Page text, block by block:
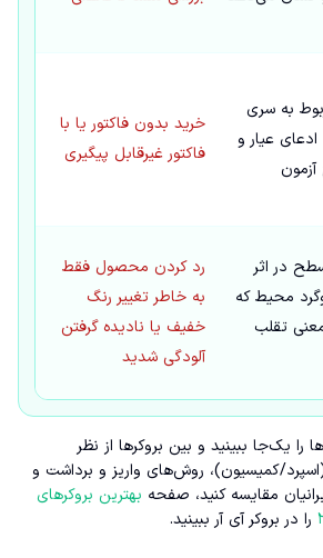
به سری
ادعای عیار و
خرید بدون فاکتور یا با
فاکتور غیرقابل پیگیری
در اثر
محیط که
تقلب
رد کردن محصول فقط
به خاطر تغییر رنگ
خفیف یا نادیده گرفتن
آلودگی شدید
را یک‌جا ببینید و بین بروکرها از نظر
(اسپرد/کمیسیون)، روش‌های واریز و برداشت و
مقایسه کنید، صفحه بهترین بروکرهای
را در بروکر آی آر ببینید.